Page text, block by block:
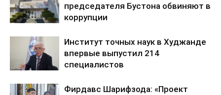
председателя Бустона обвиняют в
коррупции
Институт точных наук в Худжанде
впервые выпустил 214
специалистов
Фирдавс Шарифзода: «Проект